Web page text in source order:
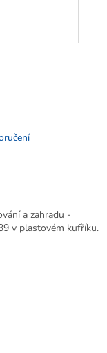
a zahradu -
v plastovém kufříku.